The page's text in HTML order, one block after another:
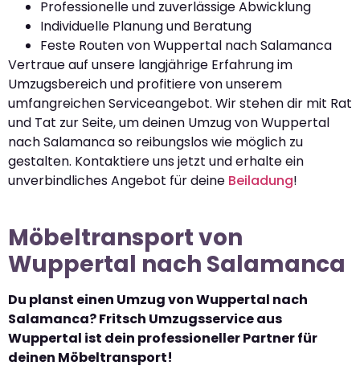
Professionelle und zuverlässige Abwicklung
Individuelle Planung und Beratung
Feste Routen von Wuppertal nach Salamanca
Vertraue auf unsere langjährige Erfahrung im
Umzugsbereich und profitiere von unserem
umfangreichen Serviceangebot. Wir stehen dir mit Rat
und Tat zur Seite, um deinen Umzug von Wuppertal
nach Salamanca so reibungslos wie möglich zu
gestalten. Kontaktiere uns jetzt und erhalte ein
unverbindliches Angebot für deine Beiladung!
Möbeltransport von
Wuppertal nach Salamanca
Du planst einen Umzug von Wuppertal nach
Salamanca? Fritsch Umzugsservice aus
Wuppertal ist dein professioneller Partner für
deinen Möbeltransport!